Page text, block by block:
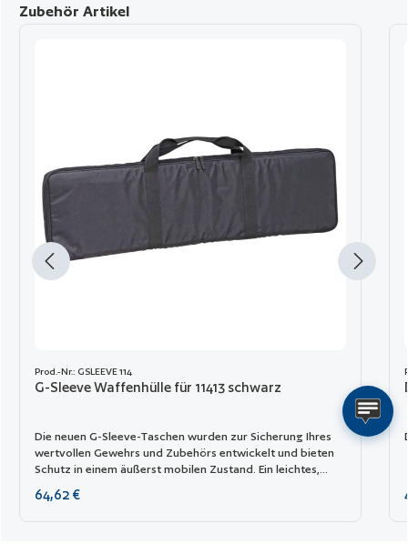
Produktgalerie überspringen
Zubehör Artikel
Prod.-Nr.: GSLEEVE 114
G-Sleeve Waffenhülle für 11413 schwarz
Die neuen G-Sleeve-Taschen wurden zur Sicherung Ihres
wertvollen Gewehrs und Zubehörs entwickelt und bieten
Schutz in einem äußerst mobilen Zustand. Ein leichtes,
Feuchtigkeit, während eine gepolsterte Innenseite Ihr
Regulärer Preis:
64,62 €